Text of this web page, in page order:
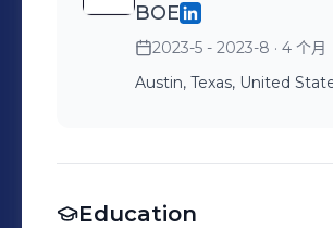
BOE
2023-5 - 2023-8 · 4 个月
Austin, Texas, United
Education